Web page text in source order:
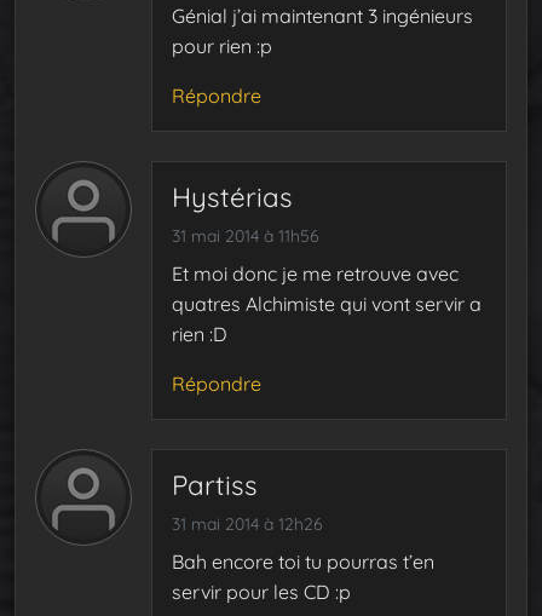
Génial j’ai maintenant 3 ingénieurs
pour rien :p
Répondre
Hystérias
31 mai 2014 à 11h56
Et moi donc je me retrouve avec
quatres Alchimiste qui vont servir a
rien :D
Répondre
Partiss
31 mai 2014 à 12h26
Bah encore toi tu pourras t’en
servir pour les CD :p